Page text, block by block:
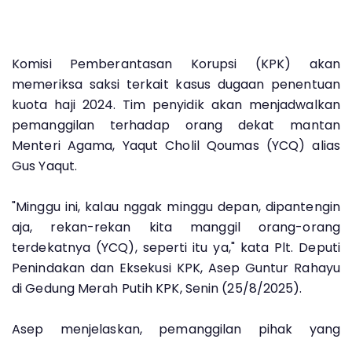
Komisi Pemberantasan Korupsi (KPK) akan
memeriksa saksi terkait kasus dugaan penentuan
kuota haji 2024. Tim penyidik akan menjadwalkan
pemanggilan terhadap orang dekat mantan
Menteri Agama, Yaqut Cholil Qoumas (YCQ) alias
Gus Yaqut.
"Minggu ini, kalau nggak minggu depan, dipantengin
aja, rekan-rekan kita manggil orang-orang
terdekatnya (YCQ), seperti itu ya," kata Plt. Deputi
Penindakan dan Eksekusi KPK, Asep Guntur Rahayu
di Gedung Merah Putih KPK, Senin (25/8/2025).
Asep menjelaskan, pemanggilan pihak yang